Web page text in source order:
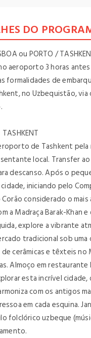
DO
ou PORTO /
aeroporto 3 horas
formalidades de
no Uzbequistão, via
de Tashkent pela
local. Transfer
descanso. Após o
iniciando pelo
Corão considerado o
a Madraça Barak-Khan
explore a vibrante
tradicional sob uma
cerâmicas e têxteis no
Almoço em restaurante
esta incrível
com os antigos
em cada esquina.
folclórico uzbeque